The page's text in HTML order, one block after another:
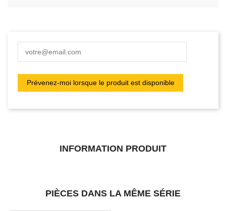
INFORMATION PRODUIT
PIÈCES DANS LA MÊME SÉRIE